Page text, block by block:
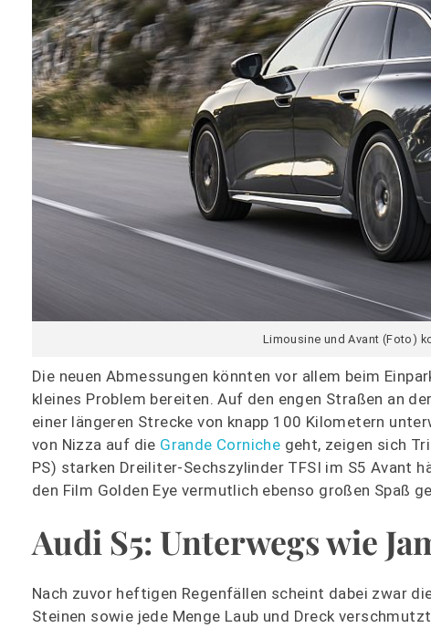
Limousine und Avant (Foto)
Die neuen Abmessungen könnten vor allem beim
kleines Problem bereiten. Auf den engen Straßen an
einer längeren Strecke von knapp 100 Kilometern
von Nizza auf die Grande Corniche geht, zeigen sich
PS) starken Dreiliter-Sechszylinder TFSI im S5 Avant
den Film Golden Eye vermutlich ebenso großen Spaß
Audi S5: Unterwegs wie
Nach zuvor heftigen Regenfällen scheint dabei zwar
Steinen sowie jede Menge Laub und Dreck